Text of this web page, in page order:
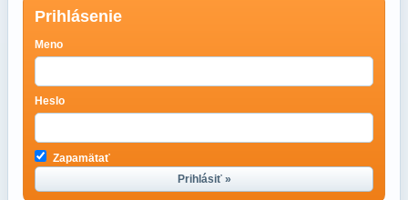
Prihlásenie
Meno
Heslo
Zapamätať
Prihlásiť »